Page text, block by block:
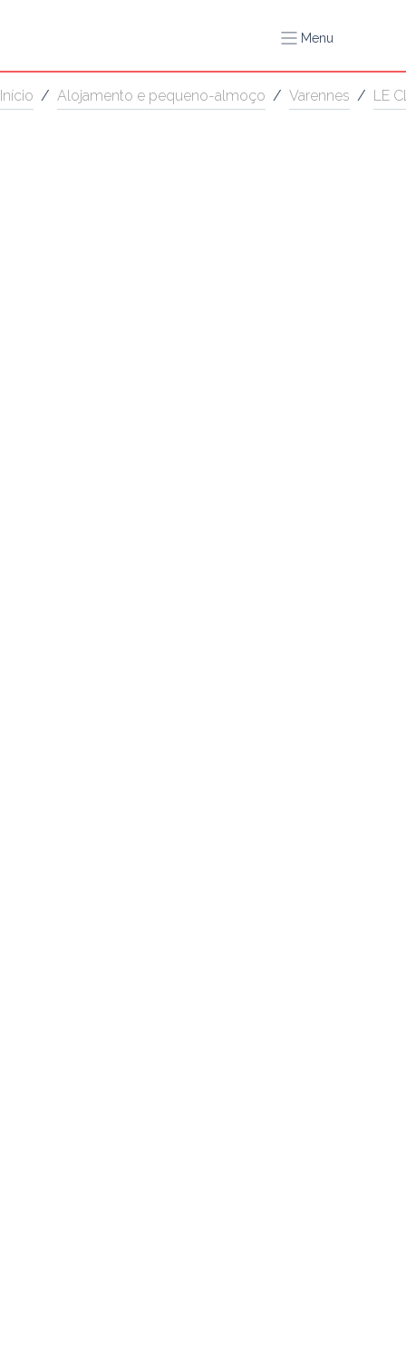
Menu
Início / Alojamento e pequeno-almoço / Varennes / LE